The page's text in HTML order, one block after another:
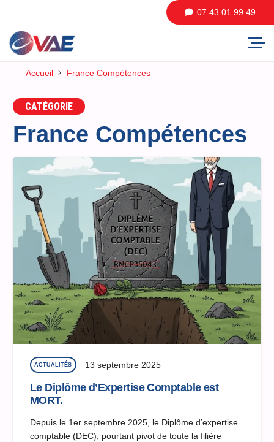
07 43 01 99 49
Accueil France Compétences
CATÉGORIE
France Compétences
ACTUALITÉS 13 septembre 2025
Le Diplôme d’Expertise Comptable est
MORT.
Depuis le 1er septembre 2025, le Diplôme d’expertise
comptable (DEC), pourtant pivot de toute la filière